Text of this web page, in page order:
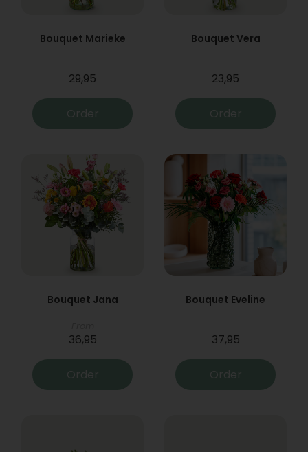
Bouquet Marieke
29,95
Order
Bouquet Vera
23,95
Order
Bouquet Jana
36,95
Order
Bouquet Eveline
37,95
Order